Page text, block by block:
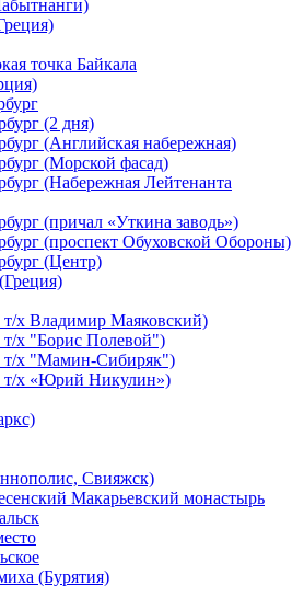
точка Байкала
(2 дня)
(Английская набережная)
(Морской фасад)
(Набережная Лейтенанта
(причал «Уткина заводь»)
(проспект Обуховской Обороны)
(Центр)
т/х Владимир Маяковский)
т/х "Борис Полевой")
т/х "Мамин-Сибиряк")
т/х «Юрий Никулин»)
Свияжск)
Макарьевский монастырь
(Бурятия)